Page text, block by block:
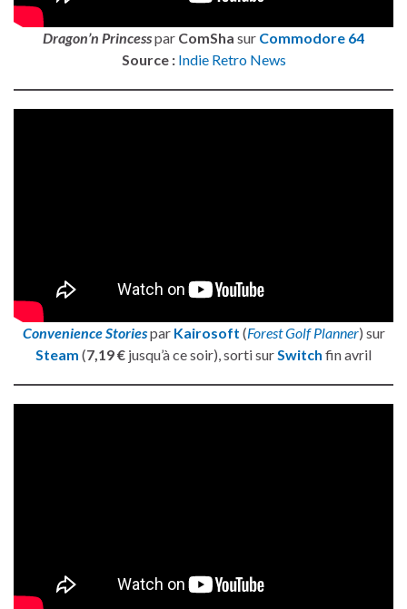
Dragon’n Princesspar ComSha sur Commodore 64
Source : Indie Retro News
Convenience Storiespar Kairosoft (Forest Golf Planner) sur
Steam (7,19 € jusqu’à ce soir), sorti surSwitch fin avril